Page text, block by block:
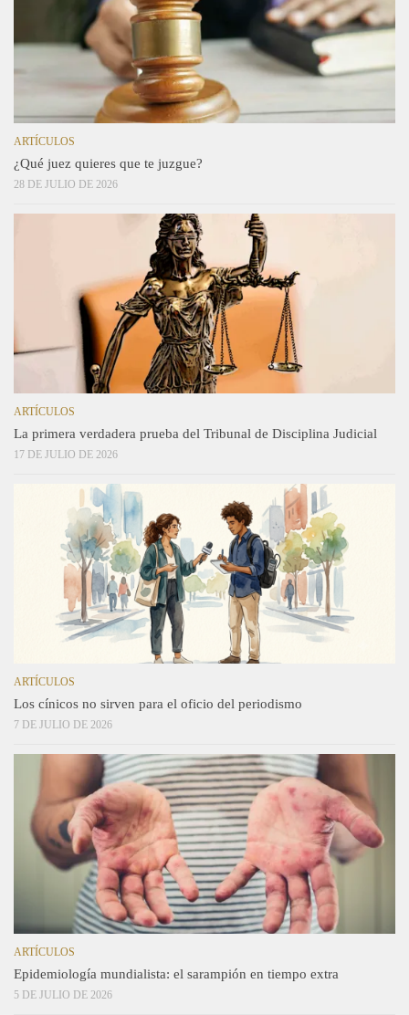
ARTÍCULOS
¿Qué juez quieres que te juzgue?
28 DE JULIO DE 2026
ARTÍCULOS
La primera verdadera prueba del Tribunal de Disciplina Judicial
17 DE JULIO DE 2026
ARTÍCULOS
Los cínicos no sirven para el oficio del periodismo
7 DE JULIO DE 2026
ARTÍCULOS
Epidemiología mundialista: el sarampión en tiempo extra
5 DE JULIO DE 2026